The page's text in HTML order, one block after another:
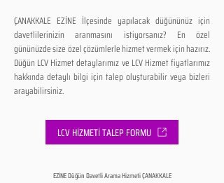
ÇANAKKALE EZİNE İlçesinde yapılacak düğününüz için
davetlilerinizin aranmasını istiyorsanız? En özel
gününüzde size özel çözümlerle hizmet vermek için hazırız.
Düğün LCV Hizmet detaylarımız ve LCV Hizmet fiyatlarımız
hakkında detaylı bilgi için talep oluşturabilir veya bizleri
arayabilirsiniz.
LCV HİZMETİ TALEP FORMU
EZİNE Düğün Davetli Arama Hizmeti ÇANAKKALE